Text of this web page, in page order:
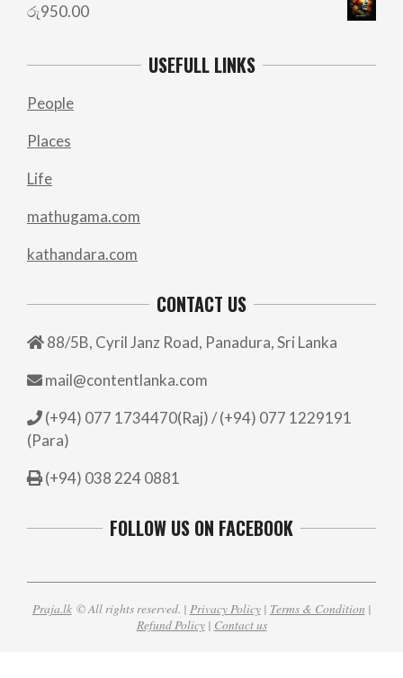
රු950.00
USEFULL LINKS
People
Places
Life
mathugama.com
kathandara.com
CONTACT US
88/5B, Cyril Janz Road, Panadura, Sri Lanka
mail@contentlanka.com
(+94) 077 1734470(Raj) / (+94) 077 1229191
(Para)
(+94) 038 224 0881
FOLLOW US ON FACEBOOK
Praja.lk© All rights reserved. | Privacy Policy| Terms & Condition |
Refund Policy| Contact us